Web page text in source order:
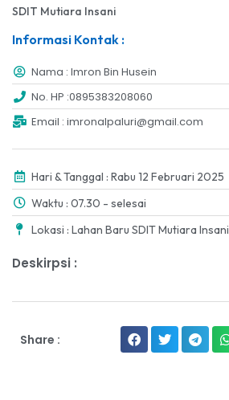
SDIT Mutiara Insani
Informasi Kontak :
Nama : Imron Bin Husein
No. HP :0895383208060
Email : imronalpaluri@gmail.com
Hari & Tanggal : Rabu 12 Februari 2025
Waktu : 07.30 - selesai
Lokasi : Lahan Baru SDIT Mutiara Insani
Deskirpsi :
Share :